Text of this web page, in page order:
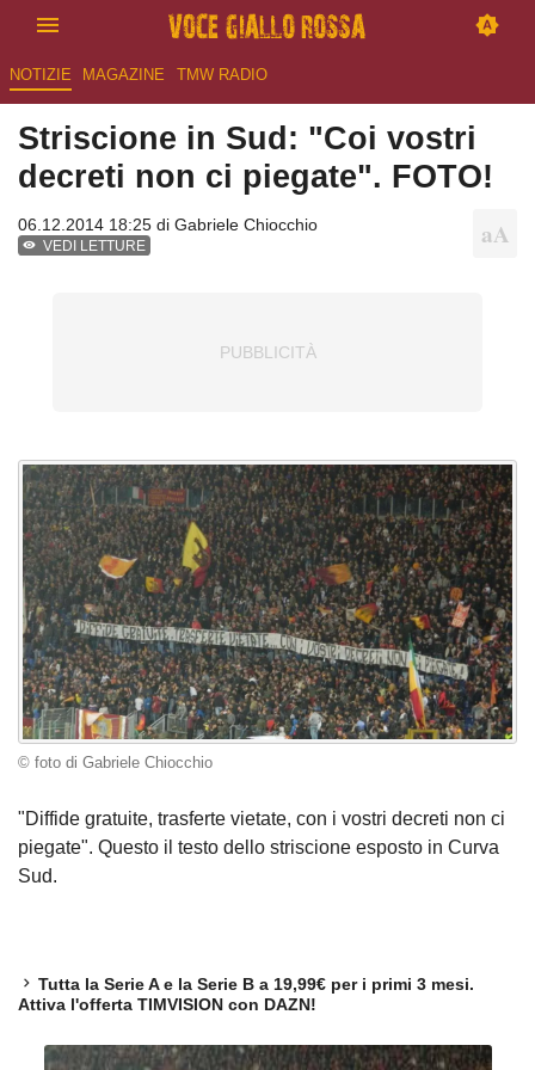
NOTIZIE MAGAZINE TMW RADIO
Striscione in Sud: "Coi vostri
decreti non ci piegate". FOTO!
06.12.2014 18:25 di Gabriele Chiocchio
VEDI LETTURE
© foto di Gabriele Chiocchio
"Diffide gratuite, trasferte vietate, con i vostri decreti non ci
piegate". Questo il testo dello striscione esposto in Curva
Sud.
Tutta la Serie A e la Serie B a 19,99€ per i primi 3 mesi.
Attiva l'offerta TIMVISION con DAZN!